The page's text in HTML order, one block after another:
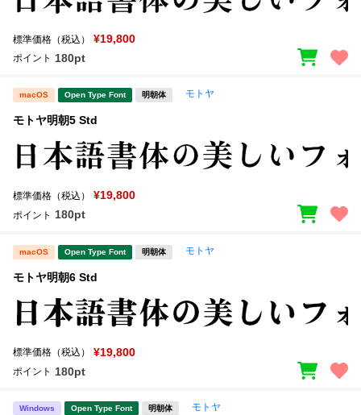
標準価格（税込） ¥19,800
ポイント 180pt
macOS Open Type Font 明朝体 モトヤ
モトヤ明朝5 Std
標準価格（税込） ¥19,800
ポイント 180pt
macOS Open Type Font 明朝体 モトヤ
モトヤ明朝6 Std
標準価格（税込） ¥19,800
ポイント 180pt
Windows Open Type Font 明朝体 モトヤ